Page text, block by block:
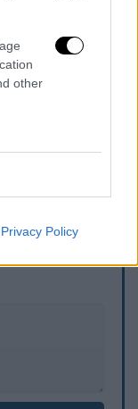
other
Privacy Policy
ξεχάσω ποτέ,
δωμάτιο
ταξιδιού
θα